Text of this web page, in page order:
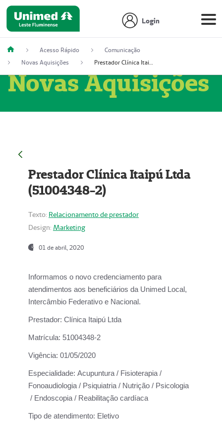
Login
Acesso Rápido
Comunicação
Novas Aquisições
Prestador Clínica Itaipú Ltda (51004348-2)
Novas Aquisições
Prestador Clínica Itaipú Ltda
(51004348-2)
Texto: Relacionamento de prestador
Design: Marketing
01 de abril, 2020
Informamos o novo credenciamento para
atendimentos aos beneficiários da Unimed Local,
Intercâmbio Federativo e Nacional.
Prestador: Clínica Itaipú Ltda
Matrícula: 51004348-2
Vigência: 01/05/2020
Especialidade: Acupuntura / Fisioterapia /
Fonoaudiologia / Psiquiatria / Nutrição / Psicologia
/ Endoscopia / Reabilitação cardíaca
Tipo de atendimento: Eletivo